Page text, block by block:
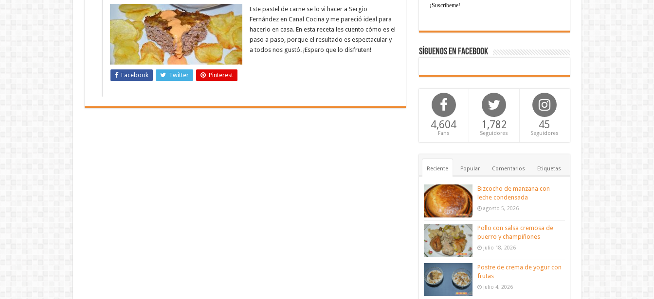
Este pastel de carne se lo vi hacer a Sergio
Fernández en Canal Cocina y me pareció ideal para
hacerlo en casa. En esta receta les cuento cómo es el
paso a paso, porque el resultado es espectacular y
a todos nos gustó. ¡Espero que lo disfruten!
Facebook Twitter Pinterest
Síguenos en Facebook
4,604
Fans
1,782
Seguidores
45
Seguidores
Reciente Popular Comentarios Etiquetas
Bizcocho de manzana con
leche condensada
agosto 5, 2026
Pollo con salsa cremosa de
puerro y champiñones
julio 18, 2026
Postre de crema de yogur con
frutas
julio 4, 2026